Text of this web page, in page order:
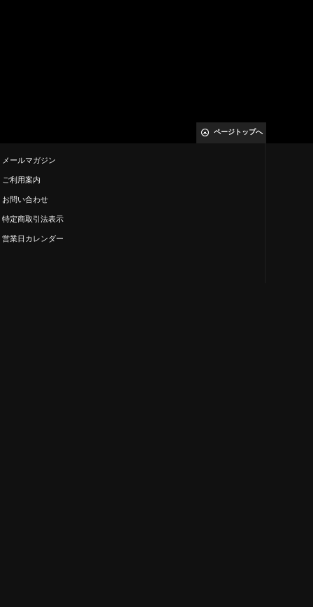
ページトップへ
メールマガジン
ご利用案内
お問い合わせ
特定商取引法表示
営業日カレンダー